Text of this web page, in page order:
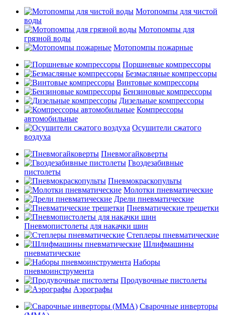
Мотопомпы для чистой
воды
Мотопомпы для
грязной воды
Мотопомпы пожарные
Поршневые компрессоры
Безмасляные компрессоры
Винтовые компрессоры
Бензиновые компрессоры
Дизельные компрессоры
Компрессоры
автомобильные
Осушители сжатого
воздуха
Пневмогайковерты
Гвоздезабивные
пистолеты
Пневмокраскопульты
Молотки пневматические
Дрели пневматические
Пневматические трещетки
Пневмопистолеты для накачки шин
Степлеры пневматические
Шлифмашины
пневматические
Наборы
пневмоинструмента
Продувочные пистолеты
Аэрографы
Сварочные инверторы